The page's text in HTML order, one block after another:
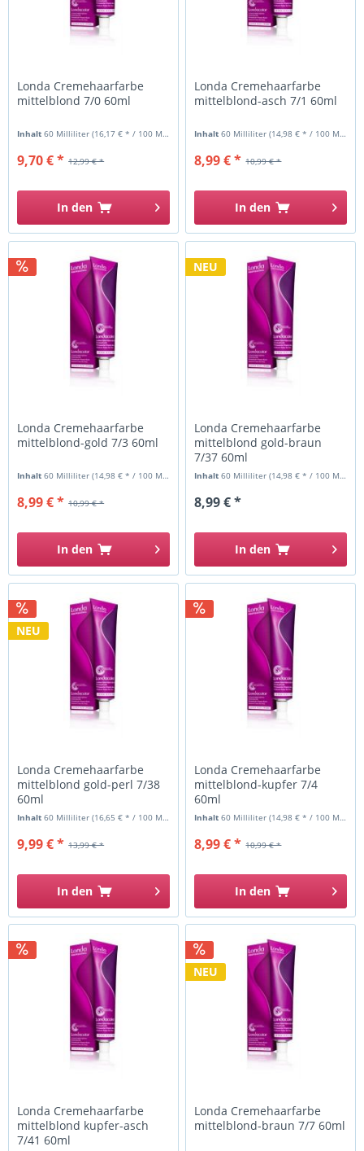
Londa Cremehaarfarbe
mittelblond 7/0 60ml
Inhalt60 Milliliter(16,17 € * / 100 Milliliter)
12,99 € *
9,70 € *
In den
Londa Cremehaarfarbe
mittelblond-asch 7/1 60ml
Inhalt60 Milliliter(14,98 € * / 100 Milliliter)
10,99 € *
8,99 € *
In den
Londa Cremehaarfarbe
mittelblond-gold 7/3 60ml
Inhalt60 Milliliter(14,98 € * / 100 Milliliter)
10,99 € *
8,99 € *
In den
NEU
Londa Cremehaarfarbe
mittelblond gold-braun
7/37 60ml
Inhalt60 Milliliter(14,98 € * / 100 Milliliter)
8,99 € *
In den
NEU
Londa Cremehaarfarbe
mittelblond gold-perl 7/38
60ml
Inhalt60 Milliliter(16,65 € * / 100 Milliliter)
13,99 € *
9,99 € *
In den
Londa Cremehaarfarbe
mittelblond-kupfer 7/4
60ml
Inhalt60 Milliliter(14,98 € * / 100 Milliliter)
10,99 € *
8,99 € *
In den
Londa Cremehaarfarbe
mittelblond kupfer-asch
7/41 60ml
NEU
Londa Cremehaarfarbe
mittelblond-braun 7/7 60ml